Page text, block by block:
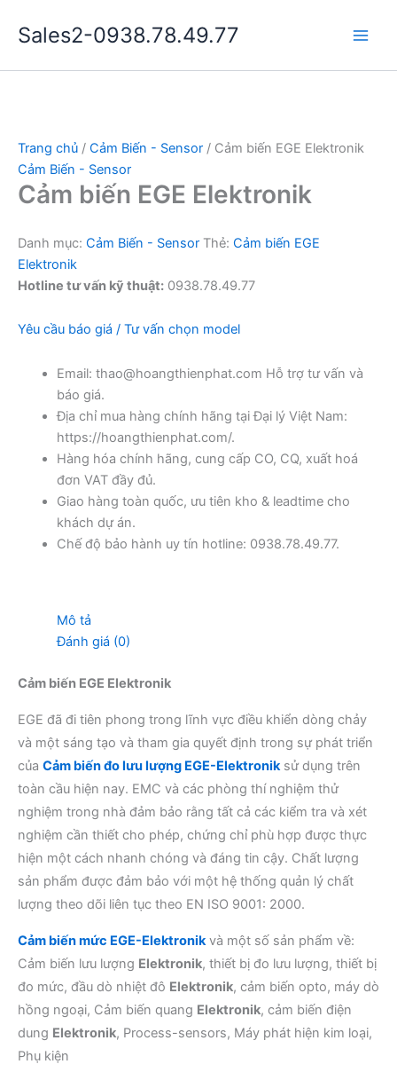
dung
Sales2-0938.78.49.77
Trang chủ / Cảm Biến - Sensor / Cảm biến EGE Elektronik
Cảm Biến - Sensor
Cảm biến EGE Elektronik
Danh mục: Cảm Biến - Sensor Thẻ: Cảm biến EGE
Elektronik
Hotline tư vấn kỹ thuật: 0938.78.49.77
Yêu cầu báo giá / Tư vấn chọn model
Email: thao@hoangthienphat.com Hỗ trợ tư vấn và
báo giá.
Địa chỉ mua hàng chính hãng tại Đại lý Việt Nam:
https://hoangthienphat.com/.
Hàng hóa chính hãng, cung cấp CO, CQ, xuất hoá
đơn VAT đầy đủ.
Giao hàng toàn quốc, ưu tiên kho & leadtime cho
khách dự án.
Chế độ bảo hành uy tín hotline: 0938.78.49.77.
Mô tả
Đánh giá (0)
Cảm biến EGE Elektronik
EGE đã đi tiên phong trong lĩnh vực điều khiển dòng chảy
và một sáng tạo và tham gia quyết định trong sự phát triển
của Cảm biến đo lưu lượng EGE-Elektronik sử dụng trên
toàn cầu hiện nay. EMC và các phòng thí nghiệm thử
nghiệm trong nhà đảm bảo rằng tất cả các kiểm tra và xét
nghiệm cần thiết cho phép, chứng chỉ phù hợp được thực
hiện một cách nhanh chóng và đáng tin cậy. Chất lượng
sản phẩm được đảm bảo với một hệ thống quản lý chất
lượng theo dõi liên tục theo EN ISO 9001: 2000.
Cảm biến mức EGE-Elektronik và một số sản phẩm về:
Cảm biến lưu lượng Elektronik, thiết bị đo lưu lượng, thiết bị
đo mức, đầu dò nhiệt đô Elektronik, cảm biến opto, máy dò
hồng ngoại, Cảm biến quang Elektronik, cảm biến điện
dung Elektronik, Process-sensors, Máy phát hiện kim loại,
Phụ kiện